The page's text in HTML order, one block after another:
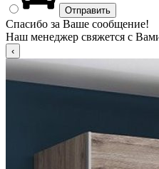
Спасибо за Ваше сообщение!
Наш менеджер свяжется с